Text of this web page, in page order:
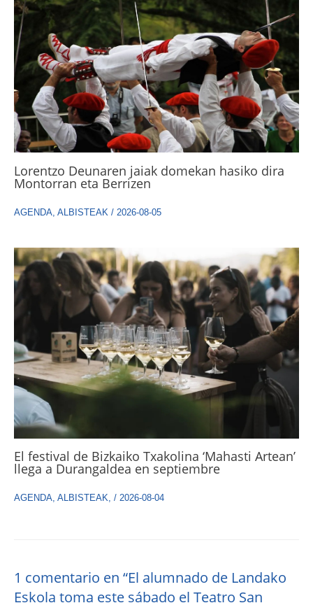
Lorentzo Deunaren jaiak domekan hasiko dira
Montorran eta Berrizen
AGENDA, ALBISTEAK / 2026-08-05
El festival de Bizkaiko Txakolina ‘Mahasti Artean’
llega a Durangaldea en septiembre
AGENDA, ALBISTEAK, / 2026-08-04
1 comentario en “El alumnado de Landako
Eskola toma este sábado el Teatro San